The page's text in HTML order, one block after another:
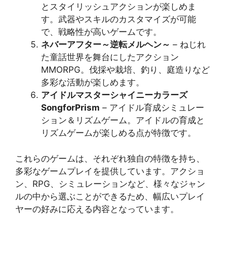
とスタイリッシュアクションが楽しめま
す。武器やスキルのカスタマイズが可能
で、戦略性が高いゲームです​​。
ネバーアフター～逆転メルヘン～ – ねじれ
た童話世界を舞台にしたアクション
MMORPG。伐採や栽培、釣り、庭造りなど
多彩な活動が楽しめます​​。
アイドルマスターシャイニーカラーズ
SongforPrism – アイドル育成シミュレー
ション＆リズムゲーム。アイドルの育成と
リズムゲームが楽しめる点が特徴です​​。
これらのゲームは、それぞれ独自の特徴を持ち、
多彩なゲームプレイを提供しています。アクショ
ン、RPG、シミュレーションなど、様々なジャン
ルの中から選ぶことができるため、幅広いプレイ
ヤーの好みに応える内容となっています。